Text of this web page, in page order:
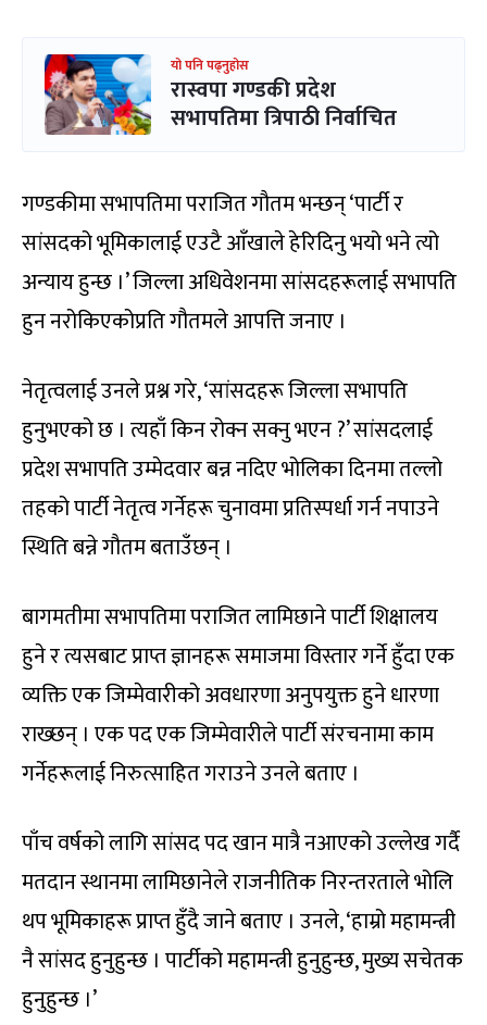
यो पनि पढ्नुहोस
रास्वपा गण्डकी प्रदेश
सभापतिमा त्रिपाठी निर्वाचित
गण्डकीमा सभापतिमा पराजित गौतम भन्छन् ‘पार्टी र
सांसदको भूमिकालाई एउटै आँखाले हेरिदिनु भयो भने त्यो
अन्याय हुन्छ ।’ जिल्ला अधिवेशनमा सांसदहरूलाई सभापति
हुन नरोकिएकोप्रति गौतमले आपत्ति जनाए ।
नेतृत्वलाई उनले प्रश्न गरे, ‘सांसदहरू जिल्ला सभापति
हुनुभएको छ । त्यहाँ किन रोक्न सक्नु भएन ?’ सांसदलाई
प्रदेश सभापति उम्मेदवार बन्न नदिए भोलिका दिनमा तल्लो
तहको पार्टी नेतृत्व गर्नेहरू चुनावमा प्रतिस्पर्धा गर्न नपाउने
स्थिति बन्ने गौतम बताउँछन् ।
बागमतीमा सभापतिमा पराजित लामिछाने पार्टी शिक्षालय
हुने र त्यसबाट प्राप्त ज्ञानहरू समाजमा विस्तार गर्ने हुँदा एक
व्यक्ति एक जिम्मेवारीको अवधारणा अनुपयुक्त हुने धारणा
राख्छन् । एक पद एक जिम्मेवारीले पार्टी संरचनामा काम
गर्नेहरूलाई निरुत्साहित गराउने उनले बताए ।
पाँच वर्षको लागि सांसद पद खान मात्रै नआएको उल्लेख गर्दै
मतदान स्थानमा लामिछानेले राजनीतिक निरन्तरताले भोलि
थप भूमिकाहरू प्राप्त हुँदै जाने बताए । उनले, ‘हाम्रो महामन्त्री
नै सांसद हुनुहुन्छ । पार्टीको महामन्त्री हुनुहुन्छ, मुख्य सचेतक
हुनुहुन्छ ।’